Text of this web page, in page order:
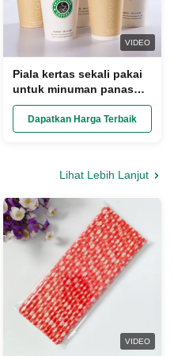
VIDEO
Piala kertas sekali pakai
untuk minuman panas
8oz Ripple Wall Pe
Lapisan Piala kertas
untuk dibawa pergi
Dapatkan Harga Terbaik
Lihat Lebih Lanjut
VIDEO